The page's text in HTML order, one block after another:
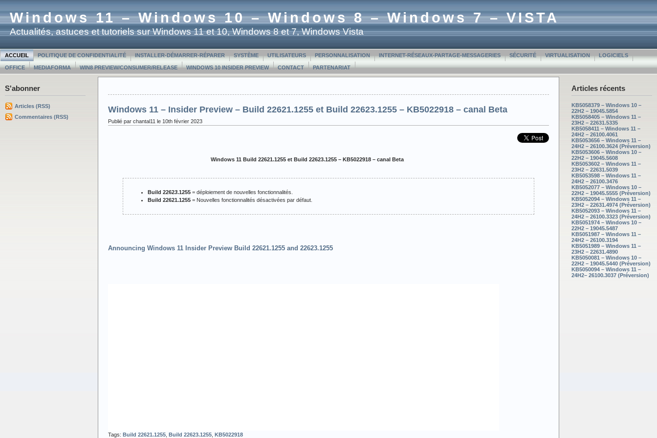
Windows 11 – Windows 10 – Windows 8 – Windows 7 – VISTA
Actualités, astuces et tutoriels sur Windows 11 et 10, Windows 8 et 7, Windows Vista
ACCUEIL POLITIQUE DE CONFIDENTIALITÉ INSTALLER-DÉMARRER-RÉPARER SYSTÈME UTILISATEURS PERSONNALISATION INTERNET-RÉSEAUX-PARTAGE-MESSAGERIES SÉCURITÉ VIRTUALISATION LOGICIELS
OFFICE MEDIAFORMA WIN8 PREVIEW/CONSUMER/RELEASE WINDOWS 10 INSIDER PREVIEW CONTACT PARTENARIAT
S'abonner
Articles (RSS)
Commentaires (RSS)
Articles récents
KB5058379 – Windows 10 –
22H2 – 19045.5854
KB5058405 – Windows 11 –
23H2 – 22631.5335
KB5058411 – Windows 11 –
24H2 – 26100.4061
KB5053656 – Windows 11 –
24H2 – 26100.3624 (Préversion)
KB5053606 – Windows 10 –
22H2 – 19045.5608
KB5053602 – Windows 11 –
23H2 – 22631.5039
KB5053598 – Windows 11 –
24H2 – 26100.3476
KB5052077 – Windows 10 –
22H2 – 19045.5555 (Préversion)
KB5052094 – Windows 11 –
23H2 – 22631.4974 (Préversion)
KB5052093 – Windows 11 –
24H2 – 26100.3323 (Préversion)
KB5051974 – Windows 10 –
22H2 – 19045.5487
KB5051987 – Windows 11 –
24H2 – 26100.3194
KB5051989 – Windows 11 –
23H2 – 22631.4890
KB5050081 – Windows 10 –
22H2 – 19045.5440 (Préversion)
KB5050094 – Windows 11 –
24H2– 26100.3037 (Préversion)
Windows 11 – Insider Preview – Build 22621.1255 et Build 22623.1255 – KB5022918 – canal Beta
Publié par chantal11 le 10th février 2023
Windows 11 Build 22621.1255 et Build 22623.1255 – KB5022918 – canal Beta
Build 22623.1255 = déploiement de nouvelles fonctionnalités.
Build 22621.1255 = Nouvelles fonctionnalités désactivées par défaut.
Announcing Windows 11 Insider Preview Build 22621.1255 and 22623.1255
Tags: Build 22621.1255 Build 22623.1255 KB5022918